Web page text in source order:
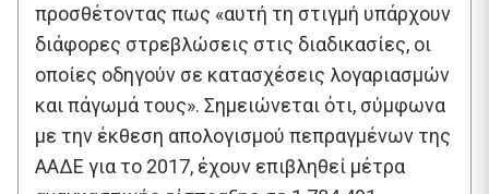
προσθέτοντας πως «αυτή τη στιγμή υπάρχουν
διάφορες στρεβλώσεις στις διαδικασίες, οι
οποίες οδηγούν σε κατασχέσεις λογαριασμών
και πάγωμά τους». Σημειώνεται ότι, σύμφωνα
με την έκθεση απολογισμού πεπραγμένων της
ΑΑΔΕ για το 2017, έχουν επιβληθεί μέτρα